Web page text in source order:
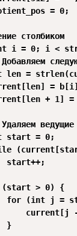
= 0;
столбиком
i = 0; i <
len =
=
+ 1] =
ведущие
start = 0;
start++;
> 0) {
for (int j =
current[j
}